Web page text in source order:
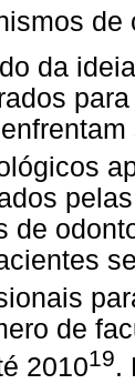
de
da
de
de
201019.